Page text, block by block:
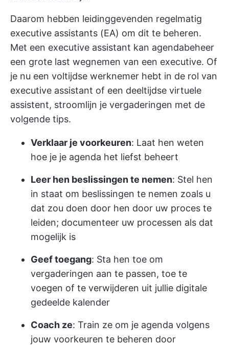
Daarom hebben leidinggevenden regelmatig
executive assistants (EA) om dit te beheren.
Met een executive assistant kan agendabeheer
een grote last wegnemen van een executive. Of
je nu een voltijdse werknemer hebt in de rol van
executive assistant of een deeltijdse virtuele
assistent, stroomlijn je vergaderingen met de
volgende tips.
Verklaar je voorkeuren: Laat hen weten
hoe je je agenda het liefst beheert
Leer hen beslissingen te nemen: Stel hen
in staat om beslissingen te nemen zoals u
dat zou doen door hen door uw proces te
leiden; documenteer uw processen als dat
mogelijk is
Geef toegang: Sta hen toe om
vergaderingen aan te passen, toe te
voegen of te verwijderen uit jullie digitale
gedeelde kalender
Coach ze: Train ze om je agenda volgens
jouw voorkeuren te beheren door